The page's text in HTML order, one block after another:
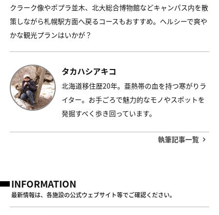
クラーク像やポプラ並木、北大総合博物館などキャンパス内を散
策しながら札幌駅方面へ戻るコースもおすすめ。ヘルシーで爽や
かな観光プランはいかが？
タカハシアキコ
北海道移住歴20年。亜熱帯の血を持つ寒がりラ
イター。お手ごろで魅力的なモノやスポットを
発掘すべく歩き回っています。
執筆記事一覧
INFORMATION
最新情報は、各施設の公式ウェブサイト等でご確認ください。